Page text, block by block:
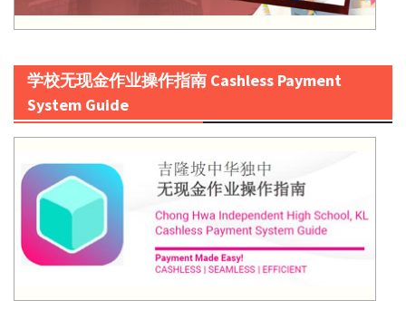
学校无现金作业操作指南 Cashless Payment
System Guide